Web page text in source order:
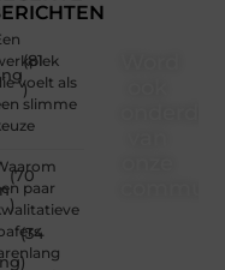
(81
)
(70
)
(34
)
voelt als
slimme
paar